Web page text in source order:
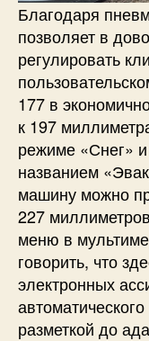
Благодаря
позволяет в
регулировать
177 в
к 197
режиме «Снег»
названием
машину можно
227
меню в
говорить, что
электронных
разметкой до